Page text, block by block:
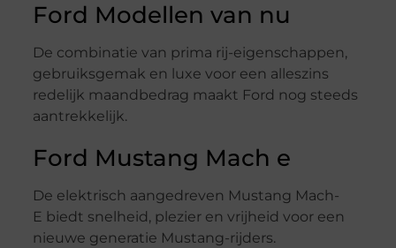
Ford Modellen van nu
De combinatie van prima rij-eigenschappen,
gebruiksgemak en luxe voor een alleszins
redelijk maandbedrag maakt Ford nog steeds
aantrekkelijk.
Ford Mustang Mach e
De elektrisch aangedreven Mustang Mach-
E biedt snelheid, plezier en vrijheid voor een
nieuwe generatie Mustang-rijders.